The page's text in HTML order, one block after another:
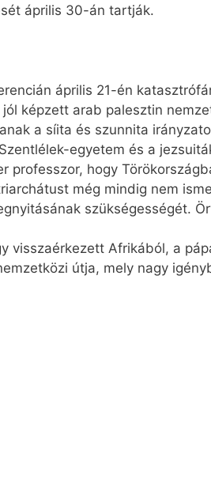
április 30-án tartják.
április 21-én
képzett arab palesztin
a síita és szunnita
egyetem és a
professzor, hogy
még mindig nem
szükségességét.
visszaérkezett Afrikából, a
útja, mely nagy